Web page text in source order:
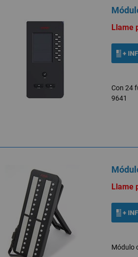
Llame
Con 24
9641
Llame
Módulo